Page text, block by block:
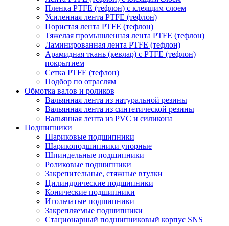
Пленка PTFE (тефлон) с клеящим слоем
Усиленная лента PTFE (тефлон)
Пористая лента PTFE (тефлон)
Тяжелая промышленная лента PTFE (тефлон)
Ламинированная лента PTFE (тефлон)
Арамидная ткань (кевлар) с PTFE (тефлон)
покрытием
Сетка PTFE (тефлон)
Подбор по отраслям
Обмотка валов и роликов
Вальянная лента из натуральной резины
Вальянная лента из синтетической резины
Вальянная лента из PVC и силикона
Подшипники
Шариковые подшипники
Шарикоподшипники упорные
Шпиндельные подшипники
Роликовые подшипники
Закрепительные, стяжные втулки
Цилиндрические подшипники
Конические подшипники
Игольчатые подшипники
Закрепляемые подшипники
Стационарный подшипниковый корпус SNS